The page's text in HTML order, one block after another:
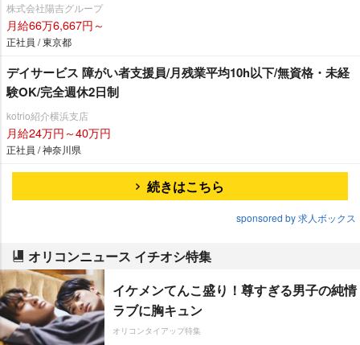
株式会社陽吉グループ
月給66万6,667円～
正社員 / 東京都
デイサービス 障がい者支援員/月残業平均10h以下/無資格・未経
験OK/完全週休2日制
kotrio紹介横浜支店
月給24万円～40万円
正社員 / 神奈川県
続きはこちら
sponsored by 求人ボックス
オリコンニュース イチオシ特集
イケメンてんこ盛り！尊すぎる男子の純情
ラブに胸キュン
オリコンタイアップ特集